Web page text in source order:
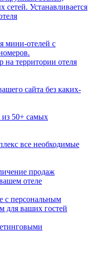
сетей. Устанавливается
мини-отелей с
на территории отеля
сайта без каких-
50+ самых
все необходимые
продаж
отеле
с персональным
для ваших гостей